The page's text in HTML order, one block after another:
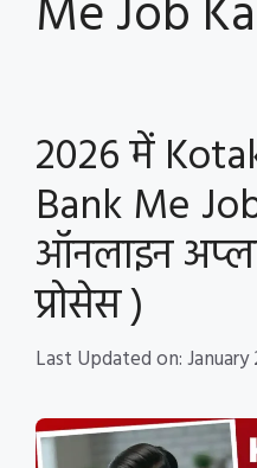
Me Job
2026 में
Bank Me
ऑनलाइन
प्रोसेस )
Last Updated on: January